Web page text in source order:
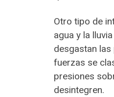
Otro tipo de
agua y la
desgastan
fuerzas se
presiones
desintegren.